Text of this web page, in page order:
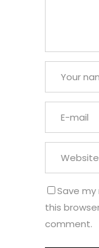
Save
this
comment.